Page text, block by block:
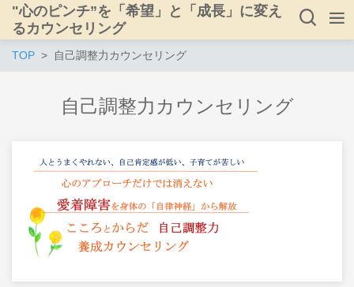
"心のピンチ”を「希望」と「成長」に変え
るカウンセリング
TOP 自己調整力カウンセリング
自己調整力カウンセリング